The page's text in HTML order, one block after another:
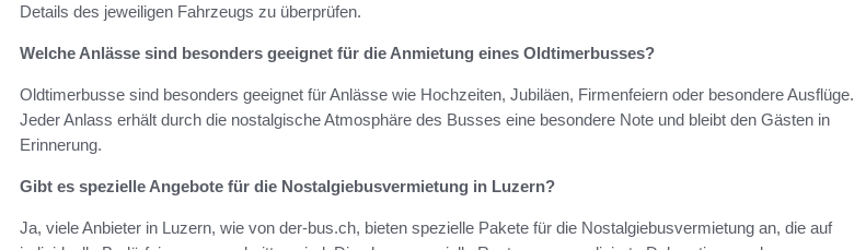
Details des jeweiligen Fahrzeugs zu überprüfen.
Welche Anlässe sind besonders geeignet für die Anmietung eines Oldtimerbusses?
Oldtimerbusse sind besonders geeignet für Anlässe wie Hochzeiten, Jubiläen, Firmenfeiern oder besondere Ausflüge.
Jeder Anlass erhält durch die nostalgische Atmosphäre des Busses eine besondere Note und bleibt den Gästen in
Erinnerung.
Gibt es spezielle Angebote für die Nostalgiebusvermietung in Luzern?
Ja, viele Anbieter in Luzern, wie von der-bus.ch, bieten spezielle Pakete für die Nostalgiebusvermietung an, die auf